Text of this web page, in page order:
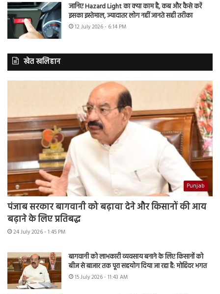
जानिए Hazard Light का क्या काम है, कब और कैसे करें
इसका इस्तेमाल, ज्यादातर लोग नहीं जानते सही तरीका
12 July 2026 - 6:14 PM
खेत खलिहान
Punjab
पंजाब सरकार बागवानी को बढ़ावा देने और किसानों की आय
बढ़ाने के लिए प्रतिबद्ध
24 July 2026 - 1:45 PM
बागवानी को लाभकारी व्यवसाय बनाने के लिए किसानों को
बीज से बाजार तक पूरा सहयोग दिया जा रहा है: मोहिंदर भगत
15 July 2026 - 11:43 AM